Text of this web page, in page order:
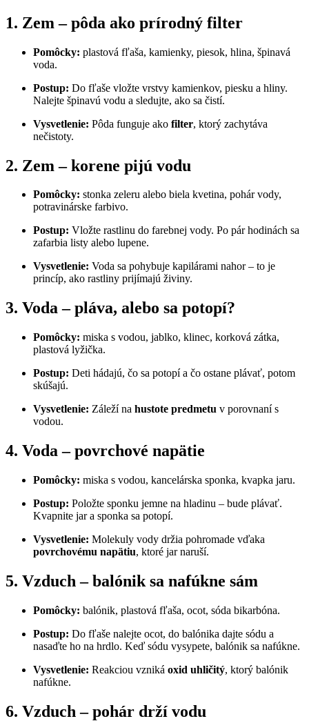
1. Zem – pôda ako prírodný filter
Pomôcky: plastová fľaša, kamienky, piesok, hlina, špinavá
voda.
Postup: Do fľaše vložte vrstvy kamienkov, piesku a hliny.
Nalejte špinavú vodu a sledujte, ako sa čistí.
Vysvetlenie: Pôda funguje ako filter, ktorý zachytáva
nečistoty.
2. Zem – korene pijú vodu
Pomôcky: stonka zeleru alebo biela kvetina, pohár vody,
potravinárske farbivo.
Postup: Vložte rastlinu do farebnej vody. Po pár hodinách sa
zafarbia listy alebo lupene.
Vysvetlenie: Voda sa pohybuje kapilárami nahor – to je
princíp, ako rastliny prijímajú živiny.
3. Voda – pláva, alebo sa potopí?
Pomôcky: miska s vodou, jablko, klinec, korková zátka,
plastová lyžička.
Postup: Deti hádajú, čo sa potopí a čo ostane plávať, potom
skúšajú.
Vysvetlenie: Záleží na hustote predmetu v porovnaní s
vodou.
4. Voda – povrchové napätie
Pomôcky: miska s vodou, kancelárska sponka, kvapka jaru.
Postup: Položte sponku jemne na hladinu – bude plávať.
Kvapnite jar a sponka sa potopí.
Vysvetlenie: Molekuly vody držia pohromade vďaka
povrchovému napätiu, ktoré jar naruší.
5. Vzduch – balónik sa nafúkne sám
Pomôcky: balónik, plastová fľaša, ocot, sóda bikarbóna.
Postup: Do fľaše nalejte ocot, do balónika dajte sódu a
nasaďte ho na hrdlo. Keď sódu vysypete, balónik sa nafúkne.
Vysvetlenie: Reakciou vzniká oxid uhličitý, ktorý balónik
nafúkne.
6. Vzduch – pohár drží vodu